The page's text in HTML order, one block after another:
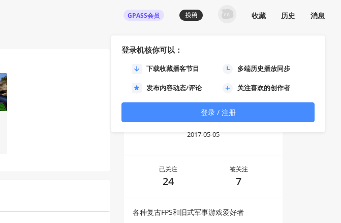
GPASS会员
登录机核你可以：
下载收藏播客节目 多端历史播放同步
发布内容动态/评论 关注喜欢的创作者
登录 / 注册
收藏 历史 消息
绿皮僵尸
2017-05-05
已关注
24
被关注
7
各种复古FPS和旧式军事游戏爱好者